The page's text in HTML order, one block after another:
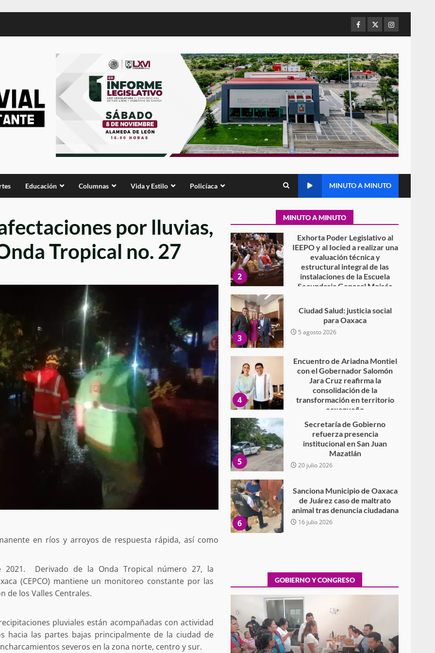
Facebook
TwitterInstagram
Educación Columnas Vida y Estilo Policíaca MINUTO A MINUTO
por lluvias,
Tropical no. 27
en ríos y arroyos de respuesta rápida, así como
2021. Derivado de la Onda Tropical número 27, la
(CEPCO) mantiene un monitoreo constante por las
de los Valles Centrales.
pluviales están acompañadas con actividad
hacia las partes bajas principalmente de la ciudad de
severos en la zona norte, centro y sur.
MINUTO A MINUTO
institucional en San Juan
Mazatlán
6
Sanciona Municipio de Oaxaca
de Juárez caso de maltrato
animal tras denuncia ciudadana
16 julio 2026
7
Detienen a Ernesto Ruffo en
Baja California; FGR lo investiga
por presuntos delitos de
delincuencia organizada y
contrabando
Avanza con orden y
tranquilidad el proceso
electoral extraordinario de
7 agosto 2026
2
Exhorta Poder Legislativo al
IEEPO y al Iocied a realizar una
evaluación técnica y
estructural integral de las
instalaciones de la Escuela
Secundaria General Moisés
5 agosto 2026
3
Ciudad Salud: justicia social
para Oaxaca
5 agosto 2026
4
Encuentro de Ariadna Montiel
con el Gobernador Salomón
Jara Cruz reafirma la
consolidación de la
transformación en territorio
oaxaqueño
30 julio 2026
5
Secretaría de Gobierno
refuerza presencia
institucional en San Juan
Mazatlán
20 julio 2026
6
Sanciona Municipio de Oaxaca
de Juárez caso de maltrato
animal tras denuncia ciudadana
16 julio 2026
7
delincuencia organizada y
contrabando
16 julio 2026
1
Avanza con orden y
tranquilidad el proceso
electoral extraordinario de
Santiago Xanica: Jesús Romero
7 agosto 2026
GOBIERNO Y CONGRESO
Exhorta Poder Legislativo al IEEPO y al Iocied
a realizar una evaluación técnica y